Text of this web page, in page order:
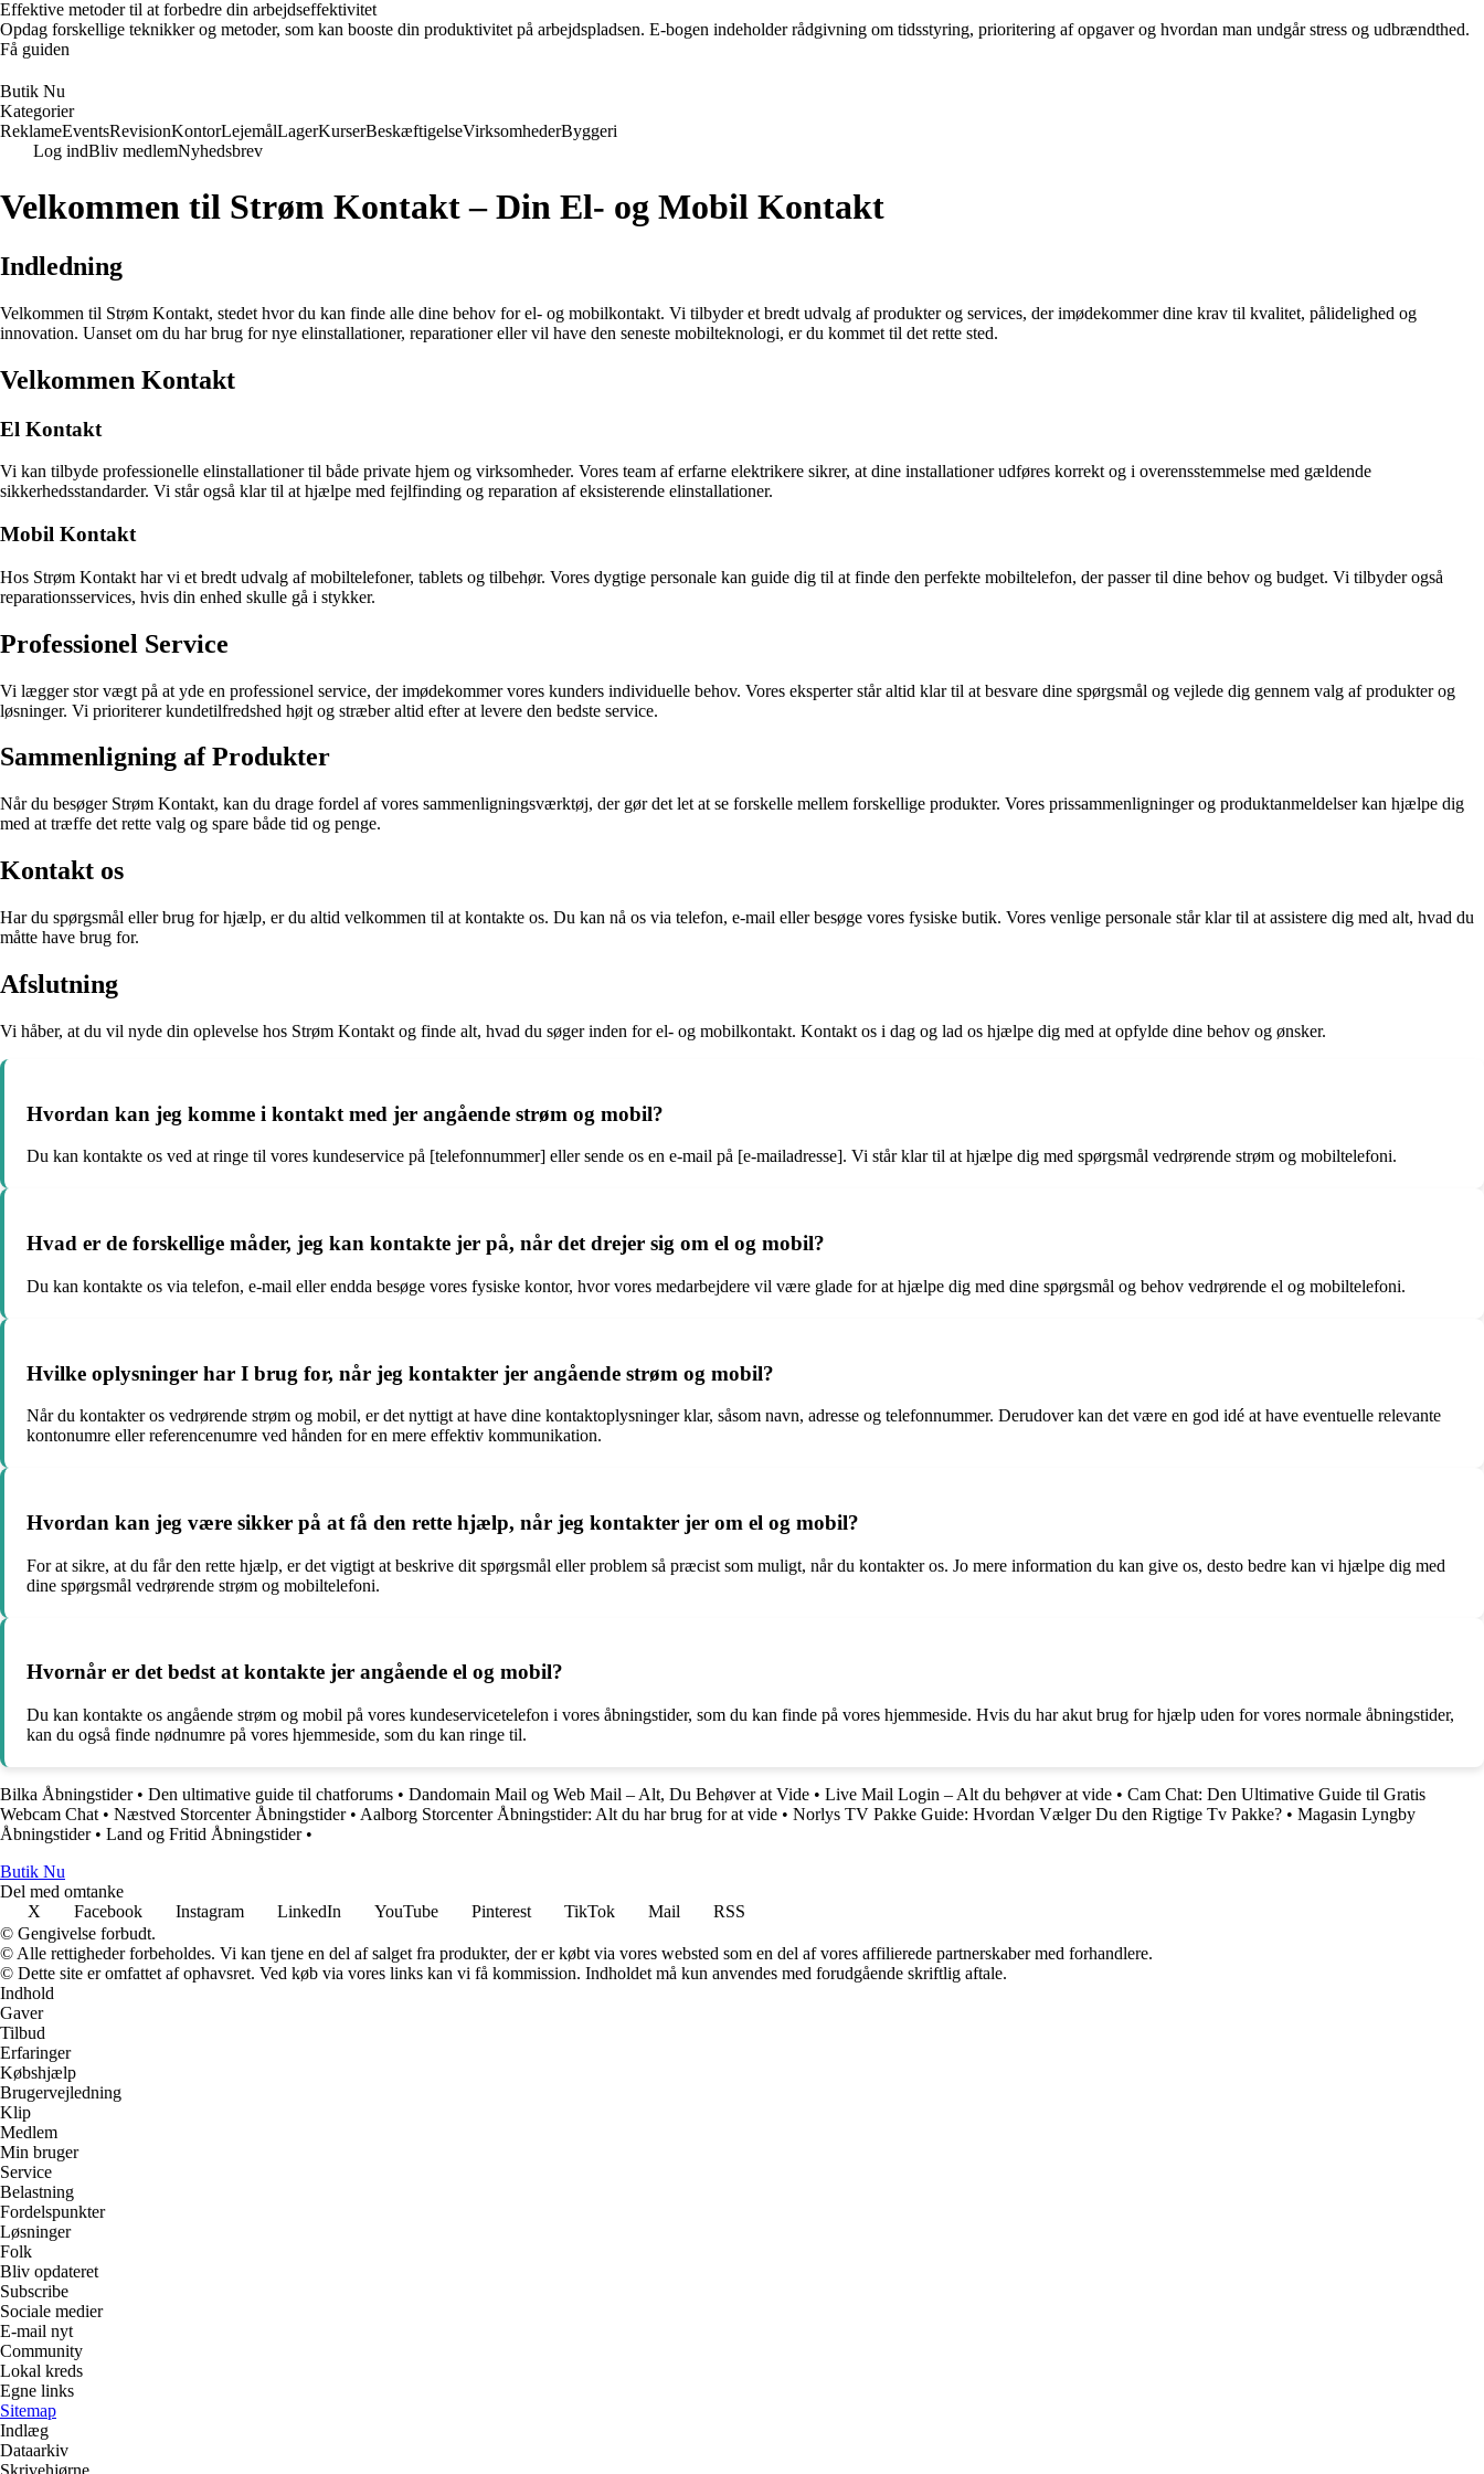
Effektive metoder til at forbedre din arbejdseffektivitet
Opdag forskellige teknikker og metoder, som kan booste din produktivitet på arbejdspladsen. E-bogen indeholder rådgivning om tidsstyring, prioritering af opgaver og hvordan man undgår stress og udbrændthed.
Få guiden
Butik Nu
Kategorier
ReklameEventsRevisionKontorLejemålLagerKurserBeskæftigelseVirksomhederByggeri
Log indBliv medlemNyhedsbrev
Velkommen til Strøm Kontakt – Din El- og Mobil Kontakt
Indledning
Velkommen til Strøm Kontakt, stedet hvor du kan finde alle dine behov for el- og mobilkontakt. Vi tilbyder et bredt udvalg af produkter og services, der imødekommer dine krav til kvalitet, pålidelighed og
innovation. Uanset om du har brug for nye elinstallationer, reparationer eller vil have den seneste mobilteknologi, er du kommet til det rette sted.
Velkommen Kontakt
El Kontakt
Vi kan tilbyde professionelle elinstallationer til både private hjem og virksomheder. Vores team af erfarne elektrikere sikrer, at dine installationer udføres korrekt og i overensstemmelse med gældende
sikkerhedsstandarder. Vi står også klar til at hjælpe med fejlfinding og reparation af eksisterende elinstallationer.
Mobil Kontakt
Hos Strøm Kontakt har vi et bredt udvalg af mobiltelefoner, tablets og tilbehør. Vores dygtige personale kan guide dig til at finde den perfekte mobiltelefon, der passer til dine behov og budget. Vi tilbyder også
reparationsservices, hvis din enhed skulle gå i stykker.
Professionel Service
Vi lægger stor vægt på at yde en professionel service, der imødekommer vores kunders individuelle behov. Vores eksperter står altid klar til at besvare dine spørgsmål og vejlede dig gennem valg af produkter og
løsninger. Vi prioriterer kundetilfredshed højt og stræber altid efter at levere den bedste service.
Sammenligning af Produkter
Når du besøger Strøm Kontakt, kan du drage fordel af vores sammenligningsværktøj, der gør det let at se forskelle mellem forskellige produkter. Vores prissammenligninger og produktanmeldelser kan hjælpe dig
med at træffe det rette valg og spare både tid og penge.
Kontakt os
Har du spørgsmål eller brug for hjælp, er du altid velkommen til at kontakte os. Du kan nå os via telefon, e-mail eller besøge vores fysiske butik. Vores venlige personale står klar til at assistere dig med alt, hvad du
måtte have brug for.
Afslutning
Vi håber, at du vil nyde din oplevelse hos Strøm Kontakt og finde alt, hvad du søger inden for el- og mobilkontakt. Kontakt os i dag og lad os hjælpe dig med at opfylde dine behov og ønsker.
Hvordan kan jeg komme i kontakt med jer angående strøm og mobil?
Du kan kontakte os ved at ringe til vores kundeservice på [telefonnummer] eller sende os en e-mail på [e-mailadresse]. Vi står klar til at hjælpe dig med spørgsmål vedrørende strøm og mobiltelefoni.
Hvad er de forskellige måder, jeg kan kontakte jer på, når det drejer sig om el og mobil?
Du kan kontakte os via telefon, e-mail eller endda besøge vores fysiske kontor, hvor vores medarbejdere vil være glade for at hjælpe dig med dine spørgsmål og behov vedrørende el og mobiltelefoni.
Hvilke oplysninger har I brug for, når jeg kontakter jer angående strøm og mobil?
Når du kontakter os vedrørende strøm og mobil, er det nyttigt at have dine kontaktoplysninger klar, såsom navn, adresse og telefonnummer. Derudover kan det være en god idé at have eventuelle relevante
kontonumre eller referencenumre ved hånden for en mere effektiv kommunikation.
Hvordan kan jeg være sikker på at få den rette hjælp, når jeg kontakter jer om el og mobil?
For at sikre, at du får den rette hjælp, er det vigtigt at beskrive dit spørgsmål eller problem så præcist som muligt, når du kontakter os. Jo mere information du kan give os, desto bedre kan vi hjælpe dig med
dine spørgsmål vedrørende strøm og mobiltelefoni.
Hvornår er det bedst at kontakte jer angående el og mobil?
Du kan kontakte os angående strøm og mobil på vores kundeservicetelefon i vores åbningstider, som du kan finde på vores hjemmeside. Hvis du har akut brug for hjælp uden for vores normale åbningstider,
kan du også finde nødnumre på vores hjemmeside, som du kan ringe til.
Bilka Åbningstider• Den ultimative guide til chatforums • Dandomain Mail og Web Mail – Alt, Du Behøver at Vide • Live Mail Login – Alt du behøver at vide • Cam Chat: Den Ultimative Guide til Gratis
Webcam Chat • Næstved Storcenter Åbningstider• Aalborg Storcenter Åbningstider: Alt du har brug for at vide • Norlys TV Pakke Guide: Hvordan Vælger Du den Rigtige Tv Pakke? • Magasin Lyngby
Åbningstider• Land og Fritid Åbningstider•
Butik Nu
Del med omtanke
X
Facebook Instagram LinkedIn YouTube Pinterest TikTok Mail
RSS
© Gengivelse forbudt.
© Alle rettigheder forbeholdes. Vi kan tjene en del af salget fra produkter, der er købt via vores websted som en del af vores affilierede partnerskaber med forhandlere.
© Dette site er omfattet af ophavsret. Ved køb via vores links kan vi få kommission. Indholdet må kun anvendes med forudgående skriftlig aftale.
Indhold
Gaver
Tilbud
Erfaringer
Købshjælp
Brugervejledning
Klip
Medlem
Min bruger
Service
Belastning
Fordelspunkter
Løsninger
Folk
Bliv opdateret
Subscribe
Sociale medier
E-mail nyt
Community
Lokal kreds
Egne links
Sitemap
Indlæg
Dataarkiv